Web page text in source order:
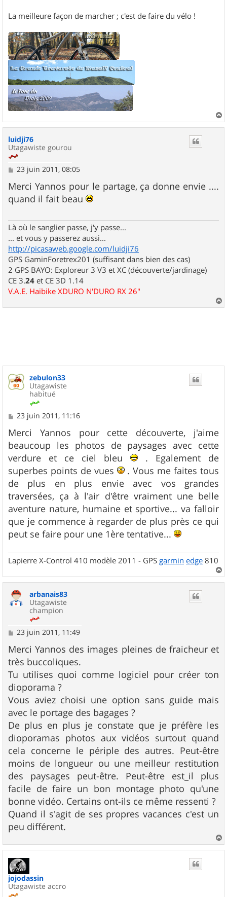
La meilleure façon de marcher ; c'est de faire du vélo !
a
luidji76
Utagawiste gourou
M
s
s
a
23 juin 2011, 08:05
Merci Yannos pour le partage, ça donne envie ....
quand il fait beau
Là où le sanglier passe, j'y passe...
... et vous y passerez aussi...
http://picasaweb.google.com/luidji76
GPS GaminForetrex201 (suffisant dans bien des cas)
2 GPS BAYO: Exploreur 3 V3 et XC (découverte/jardinage)
CE 3.24 et CE 3D 1.14
V.A.E. Haibike XDURO N'DURO RX 26"
a
zebulon33
Utagawiste
habitué
M
s
s
a
g
e
23 juin 2011, 11:16
Merci Yannos pour cette découverte, j'aime
beaucoup les photos de paysages avec cette
verdure et ce ciel bleu
. Egalement de
superbes points de vues
. Vous me faites tous
de plus en plus envie avec vos grandes
traversées, ça à l'air d'être vraiment une belle
aventure nature, humaine et sportive... va falloir
que je commence à regarder de plus près ce qui
peut se faire pour une 1ère tentative...
Lapierre X-Control 410 modèle 2011 - GPS garmin edge 810
a
arbanais83
Utagawiste
champion
M
s
s
a
g
e
23 juin 2011, 11:49
Merci Yannos des images pleines de fraicheur et
très buccoliques.
Tu utilises quoi comme logiciel pour créer ton
dioporama ?
Vous aviez choisi une option sans guide mais
avec le portage des bagages ?
De plus en plus je constate que je préfère les
dioporamas photos aux vidéos surtout quand
cela concerne le périple des autres. Peut-être
moins de longueur ou une meilleur restitution
des paysages peut-être. Peut-être est_il plus
facile de faire un bon montage photo qu'une
bonne vidéo. Certains ont-ils ce même ressenti ?
Quand il s'agit de ses propres vacances c'est un
peu différent.
a
jojodassin
Utagawiste accro